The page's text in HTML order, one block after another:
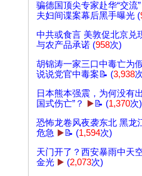
骗德国顶尖专家赴华“交流
夫妇间谍案幕后黑手曝光 (
中共或食言 美敦促北京兑
与农产品承诺 (958次)
胡锦涛一家三口中毒亡
说说党官中毒案📝 (3,938
日本熊本强震，为何没有
国式伤亡”？
▶️📝 (1,370次)
恐怖龙卷风夜袭东北 黑龙
危急 ▶️📝 (1,594次)
天门开了？西安暴雨中天
金光 ▶️ (2,073次)